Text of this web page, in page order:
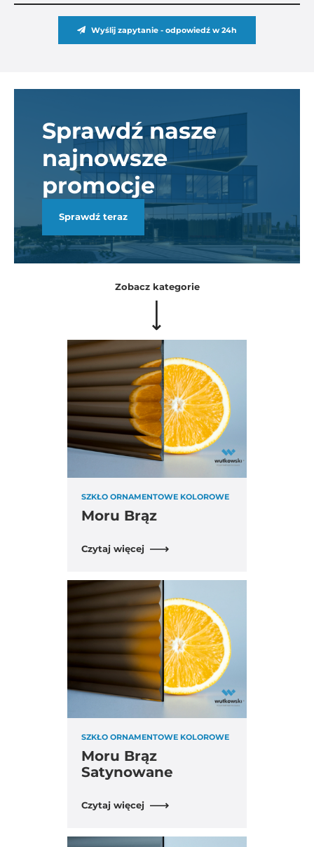
Wyślij zapytanie - odpowiedź w 24h
Sprawdź nasze
najnowsze
promocje
Sprawdź teraz
Zobacz kategorie
SZKŁO ORNAMENTOWE KOLOROWE
Moru Brąz
Czytaj więcej
SZKŁO ORNAMENTOWE KOLOROWE
Moru Brąz
Satynowane
Czytaj więcej